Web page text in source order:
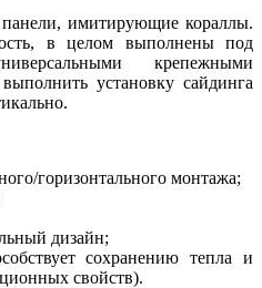
имитирующие кораллы.
в целом выполнены под
крепежными
установку сайдинга
горизонтального монтажа;
дизайн;
сохранению тепла и
свойств).